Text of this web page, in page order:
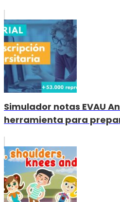
Simulador notas EVAU
herramienta para